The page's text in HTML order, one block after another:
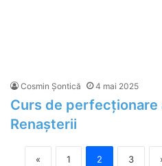
Cosmin Șontică 4 mai 2025
Curs de perfecționare
Renașterii
« 1 2 3